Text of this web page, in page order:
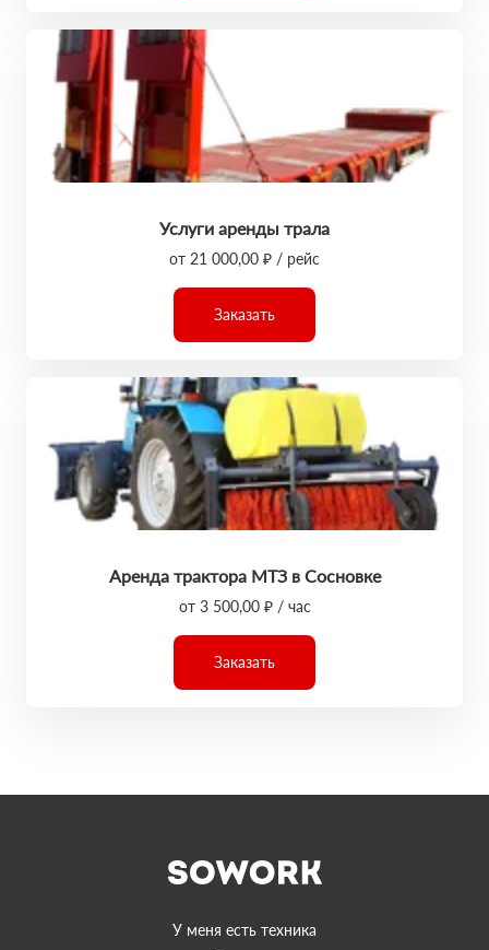
Услуги аренды трала
от 21 000,00 ₽ / рейс
Заказать
Аренда трактора МТЗ в Сосновке
от 3 500,00 ₽ / час
Заказать
У меня есть техника